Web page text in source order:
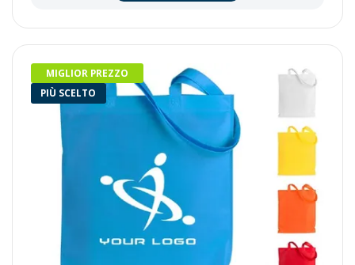
MIGLIOR PREZZO
PIÙ SCELTO